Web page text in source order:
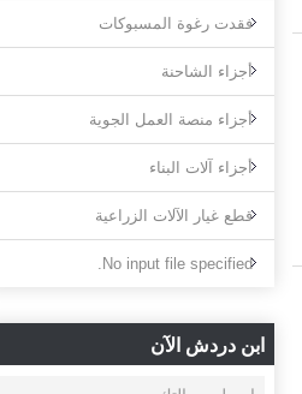
فقدت رغوة المسبوكات
أجزاء الشاحنة
أجزاء منصة العمل الجوية
أجزاء آلات البناء
قطع غيار الآلات الزراعية
No input file specified.
ابن دردش الآن